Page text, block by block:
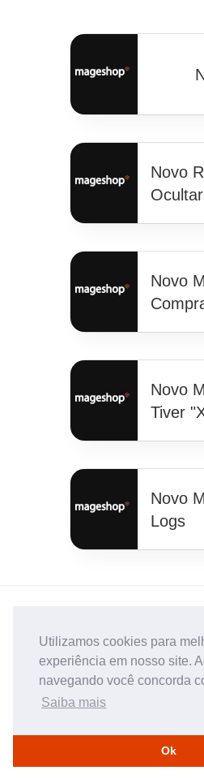
Utilizamos cookies para
experiência em nosso site.
navegando você concorda
Saiba mais
Ok
Novo
Novo
Novo
Tiver
Novo
Logs